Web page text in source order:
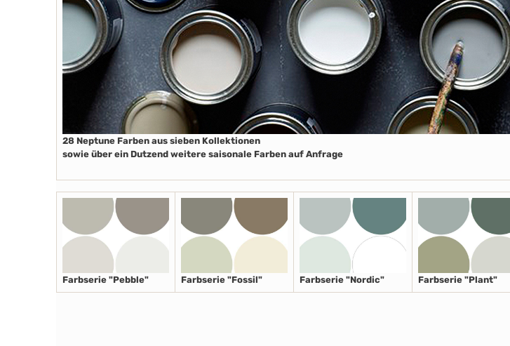
28 Neptune Farben aus sieben Kollektionen
sowie über ein Dutzend weitere saisonale Farben auf Anfrage
Farbserie "Pebble" Farbserie "Fossil" Farbserie "Nordic" Farbserie "Plant"